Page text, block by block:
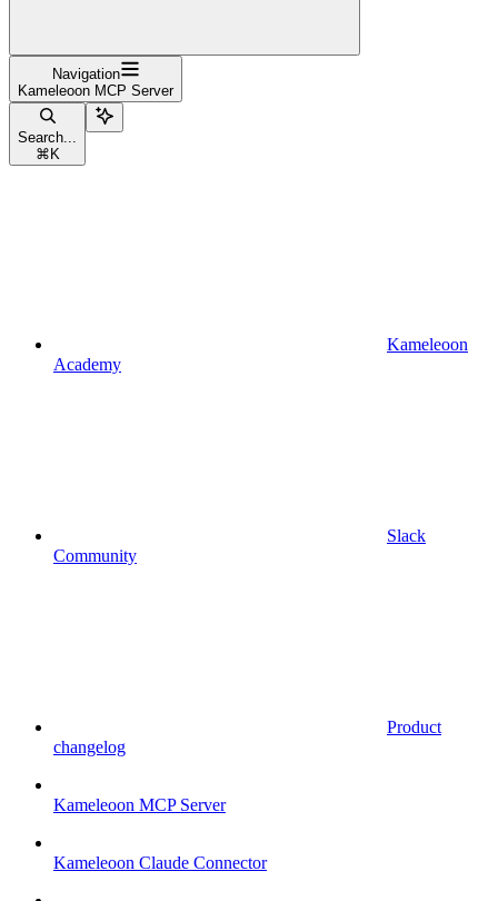
Navigation
Kameleoon MCP Server
Search...
⌘ K
Kameleoon
Academy
Slack
Community
Product
changelog
Kameleoon MCP Server
Kameleoon Claude Connector